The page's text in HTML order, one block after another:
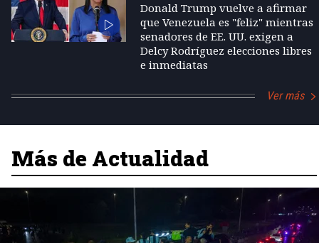
Donald Trump vuelve a afirmar
que Venezuela es "feliz" mientras
senadores de EE. UU. exigen a
Delcy Rodríguez elecciones libres
e inmediatas
Ver más
Más de Actualidad